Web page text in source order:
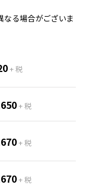
る場合がございま
+ 税
+ 税
+ 税
+ 税